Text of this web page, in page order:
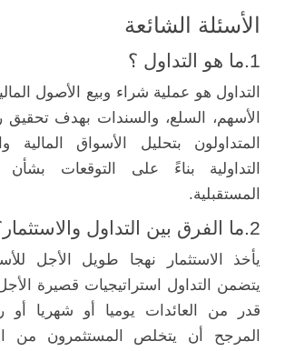
الأسئلة الشائعة
1.ما هو التداول ؟
التداول هو عملية شراء وبيع الأصول
الأسهم، السلع، والسندات بهدف
المتداولون بتحليل الأسواق المالية
التداولية بناءً على التوقعات بشأن
المستقبلية.
2.ما الفرق بين التداول والاستثمار؟
يأخذ الاستثمار نهجا طويل الأجل
يتضمن التداول استراتيجيات قصيرة
قدر من العائدات يوميا أو شهريا
المرجح أن يتخلص المستثمرون من